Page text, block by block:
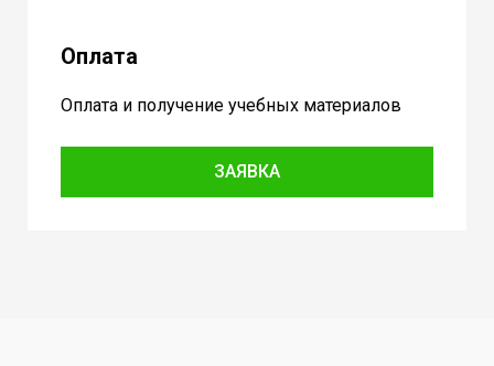
Оплата
Оплата и получение учебных материалов
ЗАЯВКА